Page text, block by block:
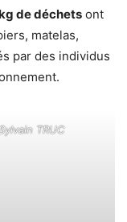
de déchets ont
matelas,
par des individus
TRUC